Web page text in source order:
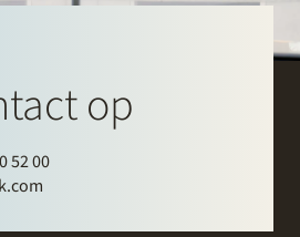
op
52 00